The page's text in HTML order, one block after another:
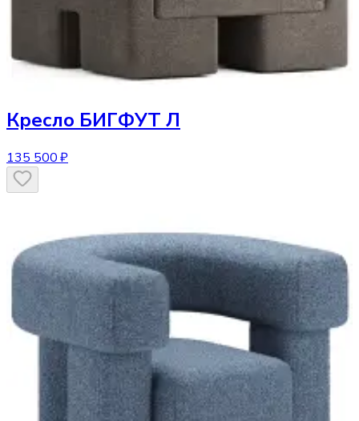
Кресло БИГФУТ Л
135 500 ₽